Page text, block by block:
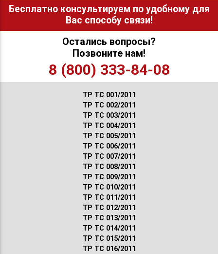
Бесплатно консультируем по удобному для
Вас способу связи!
Остались вопросы?
Позвоните нам!
8 (800) 333-84-08
ТР ТС 001/2011
ТР ТС 002/2011
ТР ТС 003/2011
ТР ТС 004/2011
ТР ТС 005/2011
ТР ТС 006/2011
ТР ТС 007/2011
ТР ТС 008/2011
ТР ТС 009/2011
ТР ТС 010/2011
ТР ТС 011/2011
ТР ТС 012/2011
ТР ТС 013/2011
ТР ТС 014/2011
ТР ТС 015/2011
ТР ТС 016/2011